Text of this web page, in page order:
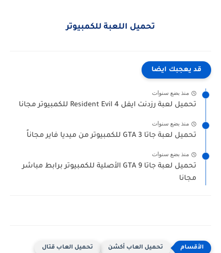
تحميل اللعبة للكمبيوتر
قد يعجبك ايضا
منذ بضع سنوات
تحميل لعبة رزدنت ايفل Resident Evil 4 للكمبيوتر مجانا
منذ بضع سنوات
تحميل لعبة جاتا GTA 3 للكمبيوتر من ميديا فاير مجاناً
منذ بضع سنوات
تحميل لعبة جاتا 9 GTA الأصلية للكمبيوتر برابط مباشر
مجانا
تحميل العاب أكشن تحميل العاب قتال